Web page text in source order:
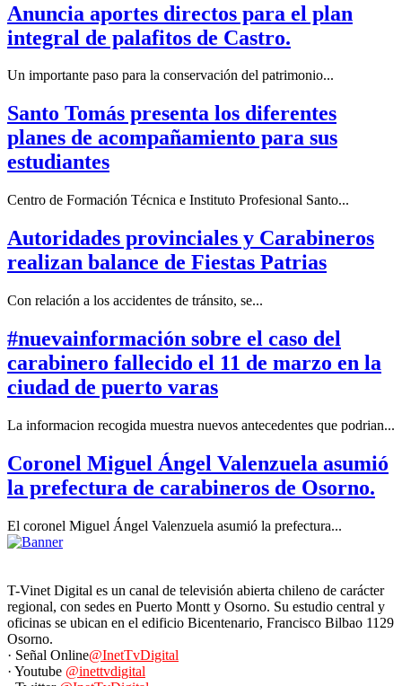
Anuncia aportes directos para el plan
integral de palafitos de Castro.
Un importante paso para la conservación del patrimonio...
Santo Tomás presenta los diferentes
planes de acompañamiento para sus
estudiantes
Centro de Formación Técnica e Instituto Profesional Santo...
Autoridades provinciales y Carabineros
realizan balance de Fiestas Patrias
Con relación a los accidentes de tránsito, se...
#nuevainformación sobre el caso del
carabinero fallecido el 11 de marzo en la
ciudad de puerto varas
La informacion recogida muestra nuevos antecedentes que podrian...
Coronel Miguel Ángel Valenzuela asumió
la prefectura de carabineros de Osorno.
El coronel Miguel Ángel Valenzuela asumió la prefectura...
T-Vinet Digital es un canal de televisión abierta chileno de carácter
regional, con sedes en Puerto Montt y Osorno. Su estudio central y
oficinas se ubican en el edificio Bicentenario, Francisco Bilbao 1129
Osorno.
· Señal Online@InetTvDigital
· Youtube @inettvdigital